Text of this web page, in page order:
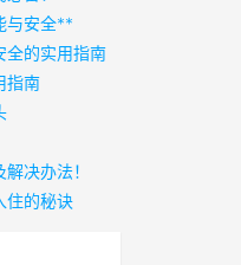
与安全**
全的实用指南
指南
决办法！
住的秘诀